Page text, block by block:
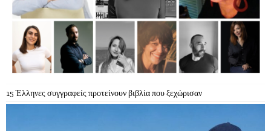
15 Έλληνες συγγραφείς προτείνουν βιβλία που ξεχώρισαν